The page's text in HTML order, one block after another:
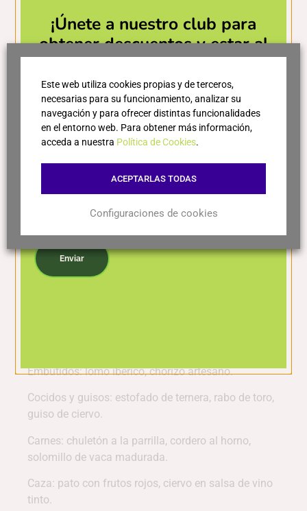
Variedades
definida, fruta negra madura (cassis, mora),
profundidad y capacidad de guarda.
50% Syrah: aporta color intenso, notas de ciruela y
mora, especias (pimienta), textura más sedosa y
complejidad aromática.
Elaboración
Crianza de aproximadamente 12 meses en barricas
de roble (parte americano) y luego reposo en botella
Embutidos: lomo ibérico, chorizo artesano.
Cocidos y guisos: estofado de ternera, rabo de toro,
guiso de ciervo.
Carnes: chuletón a la parrilla, cordero al horno,
solomillo de vaca madurada.
Caza: pato con frutos rojos, ciervo en salsa de vino
tinto.
Este web utiliza cookies propias y de terceros,
necesarias para su funcionamiento, analizar su
navegación y para ofrecer distintas funcionalidades
en el entorno web. Para obtener más información,
acceda a nuestra Política de Cookies.
ACEPTARLAS TODAS
Configuraciones de cookies
¡Únete a nuestro club para
obtener descuentos y estar al
día de las últimas novedades!
Enviar